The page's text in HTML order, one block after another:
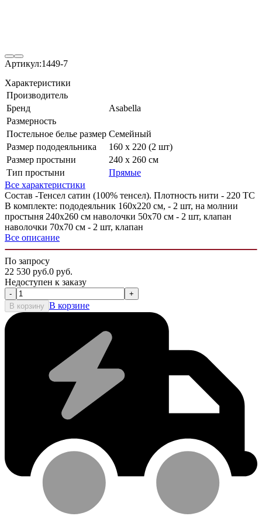
Артикул:1449-7
Характеристики
Производитель
Бренд
Asabella
Размерность
Постельное белье размер Семейный
Размер пододеяльника
160 х 220 (2 шт)
Размер простыни
240 х 260 см
Тип простыни
Прямые
Все характеристики
Состав -Тенсел cатин (100% тенсел). Плотность нити - 220 ТС
В комплекте: пододеяльник 160х220 см, - 2 шт, на молнии
простыня 240х260 см наволочки 50х70 см - 2 шт, клапан
наволочки 70х70 см - 2 шт, клапан
Все описание
По запросу
22 530 руб.0 руб.
Недоступен к заказу
-
+
В корзину В корзине